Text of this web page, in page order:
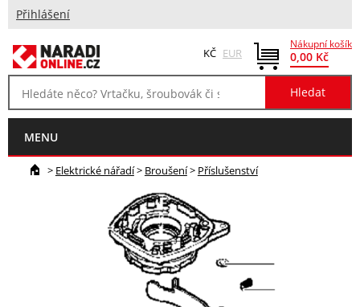
Přihlášení
Nákupní košík
0,00 Kč
KČ EUR
MENU
> Elektrické nářadí> Broušení> Příslušenství